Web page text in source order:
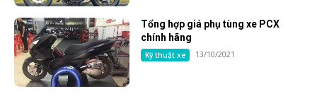
Tổng hợp giá phụ tùng xe PCX
chính hãng
Kỹ thuật xe 13/10/2021